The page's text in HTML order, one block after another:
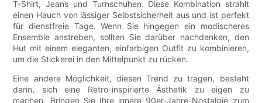
T-Shirt, Jeans und Turnschuhen. Diese Kombination strahlt
einen Hauch von lässiger Selbstsicherheit aus und ist perfekt
für dienstfreie Tage. Wenn Sie hingegen ein modischeres
Ensemble anstreben, sollten Sie darüber nachdenken, den
Hut mit einem eleganten, einfarbigen Outfit zu kombinieren,
um die Stickerei in den Mittelpunkt zu rücken.
Eine andere Möglichkeit, diesen Trend zu tragen, besteht
darin, sich eine Retro-inspirierte Ästhetik zu eigen zu
machen. Bringen Sie Ihre innere 90er-Jahre-Nostalgie zum